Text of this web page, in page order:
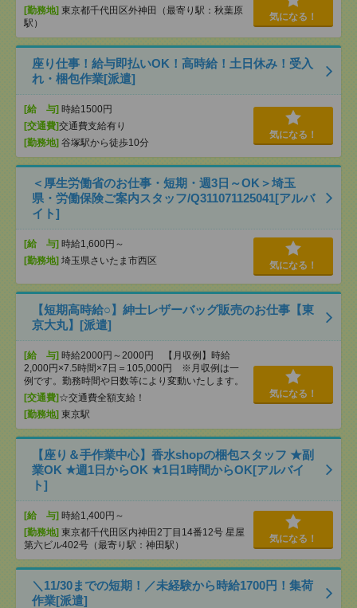
[勤務地] 東京都千代田区外神田（最寄り駅：秋葉原
駅）
気になる！
座り仕事！給与即払いOK！高時給！土日休み！受入
れ・梱包作業[派遣]
[給 与] 時給1500円
[交通費]交通費支給有り
[勤務地] 谷塚駅から徒歩10分
気になる！
＜厚生労働省のお仕事・短期・週3日～OK＞埼玉
県・労働保険ご案内スタッフ/Q311071125041[アルバ
イト]
[給 与] 時給1,600円～
[勤務地] 埼玉県さいたま市西区 気になる！
【短期高時給○】紳士レザーバッグ販売のお仕事【東
京大丸】[派遣]
[給 与] 時給2000円～2000円 【月収例】時給
2,000円×7.5時間×7日＝105,000円 ※月収例は一
例です。勤務時間や日数等により変動いたします。
[交通費]☆交通費全額支給！
[勤務地] 東京駅
気になる！
【座り＆手作業中心】香水shopの梱包スタッフ ★副
業OK ★週1日からOK ★1日1時間からOK[アルバイ
ト]
[給 与] 時給1,400円～
[勤務地] 東京都千代田区内神田2丁目14番12号 星屋
第六ビル402号（最寄り駅：神田駅）
気になる！
＼11/30までの短期！／未経験から時給1700円！集荷
作業[派遣]